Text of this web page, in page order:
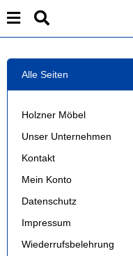
Alle Seiten
Holzner Möbel
Unser Unternehmen
Kontakt
Mein Konto
Datenschutz
Impressum
Wiederrufsbelehrung